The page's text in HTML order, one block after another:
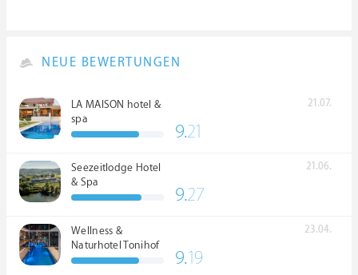
NEUE BEWERTUNGEN
LA MAISON hotel &
spa
21.07.
9.21
Seezeitlodge Hotel
& Spa
21.06.
9.27
Wellness &
Naturhotel Tonihof
****S
23.04.
9.19